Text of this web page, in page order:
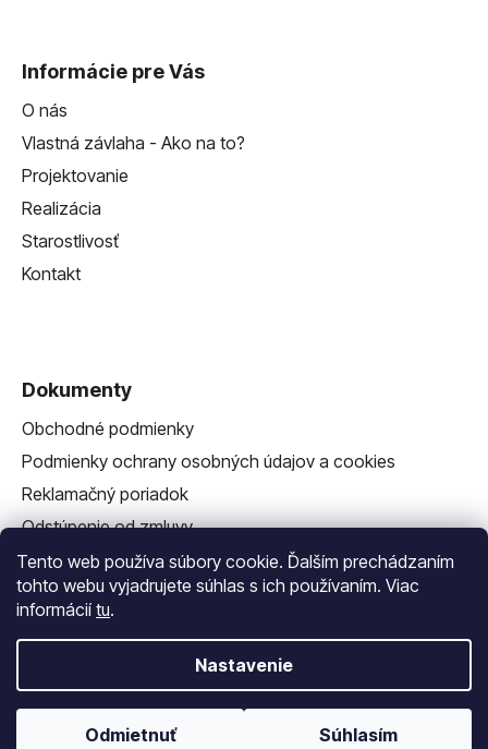
Tento web používa súbory cookie. Ďalším prechádzaním
tohto webu vyjadrujete súhlas s ich používaním. Viac
informácií tu.
Nastavenie
Odmietnuť Súhlasím
Informácie pre Vás
O nás
Vlastná závlaha - Ako na to?
Projektovanie
Realizácia
Starostlivosť
Kontakt
Dokumenty
Obchodné podmienky
Podmienky ochrany osobných údajov a cookies
Reklamačný poriadok
Odstúpenie od zmluvy
Reklamačný formulár
Vytvoril Shoptet a
Adatelier
Copyright 2026
Vlastná Závlaha. Všetky práva